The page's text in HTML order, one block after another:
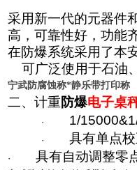
采用新一代的元器件
高，可靠性好，功能
在防爆系统采用了本
可广泛使用于石油
宁武防腐蚀称*静乐带打印称
二、计重防爆电子桌
· 1/
· 具有单点
· 具有自动调整零